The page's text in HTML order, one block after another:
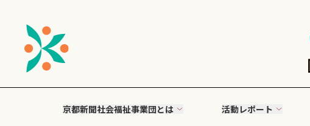
京都新聞社会福祉事業団とは 活動レポート